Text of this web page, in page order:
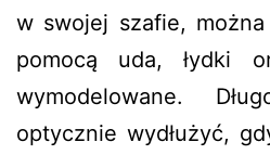
w swojej szafie,
pomocą uda, łydki
wymodelowane.
optycznie wydłużyć,